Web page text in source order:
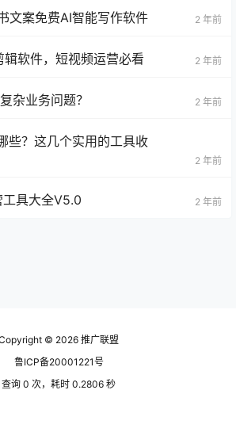
文案免费AI智能写作软件 2 年前
辑软件，短视频运营必看 2 年前
杂业务问题？ 2 年前
些？这几个实用的工具收
2 年前
具大全V5.0 2 年前
© 2026 推广联盟
鲁ICP备20001221号
查询 0 次，耗时 0.2806 秒